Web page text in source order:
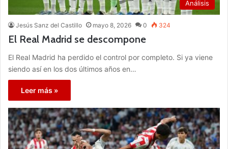
Análisis
Jesús Sanz del Castillo mayo 8, 2026 0 324
El Real Madrid se descompone
El Real Madrid ha perdido el control por completo. Si ya viene
siendo así en los dos últimos años en…
Leer más »